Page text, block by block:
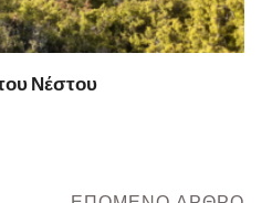
Νέστου